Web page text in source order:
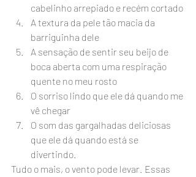
cabelinho arrepiado e recém cortado
A textura da pele tão macia da
barriguinha dele
A sensação de sentir seu beijo de
boca aberta com uma respiração
quente no meu rosto
O sorriso lindo que ele dá quando me
vê chegar
O som das gargalhadas deliciosas
que ele dá quando está se
divertindo.
Tudo o mais, o vento pode levar. Essas